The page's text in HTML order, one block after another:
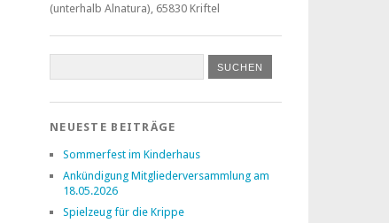
(unterhalb Alnatura), 65830 Kriftel
NEUESTE BEITRÄGE
Sommerfest im Kinderhaus
Ankündigung Mitgliederversammlung am
18.05.2026
Spielzeug für die Krippe